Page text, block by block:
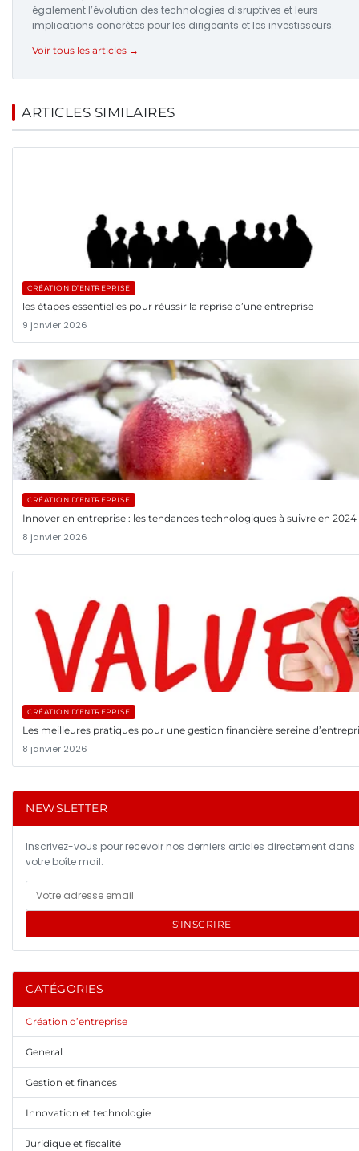
également l’évolution des technologies disruptives et leurs
implications concrètes pour les dirigeants et les investisseurs.
Voir tous les articles →
ARTICLES SIMILAIRES
CRÉATION D’ENTREPRISE
les étapes essentielles pour réussir la reprise d’une entreprise
9 janvier 2026
CRÉATION D’ENTREPRISE
Innover en entreprise : les tendances technologiques à suivre en 2024
8 janvier 2026
CRÉATION D’ENTREPRISE
Les meilleures pratiques pour une gestion financière sereine
8 janvier 2026
NEWSLETTER
Inscrivez-vous pour recevoir nos derniers articles directement dans
votre boîte mail.
S'INSCRIRE
CATÉGORIES
Création d’entreprise
General
Gestion et finances
Innovation et technologie
Juridique et fiscalité